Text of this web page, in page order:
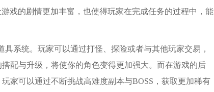
戏的剧情更加丰富，也使得玩家在完成任务的过程中，能
系统。玩家可以通过打怪、探险或者与其他玩家交易，
配与升级，将使你的角色变得更加强大。而在游戏的后
家可以通过不断挑战高难度副本与BOSS，获取更加稀有